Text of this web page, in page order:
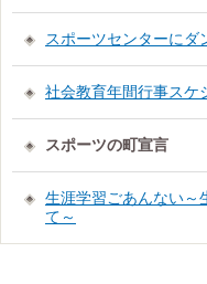
スポーツセンターにダ
社会教育年間行事スケ
スポーツの町宣言
生涯学習ごあんない～
て～